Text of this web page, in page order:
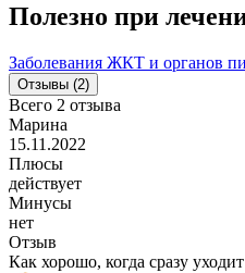
Полезно при
Заболевания ЖКТ и органов
Отзывы (2)
Всего 2 отзыва
Марина
15.11.2022
Плюсы
действует
Минусы
нет
Отзыв
Как хорошо, когда сразу